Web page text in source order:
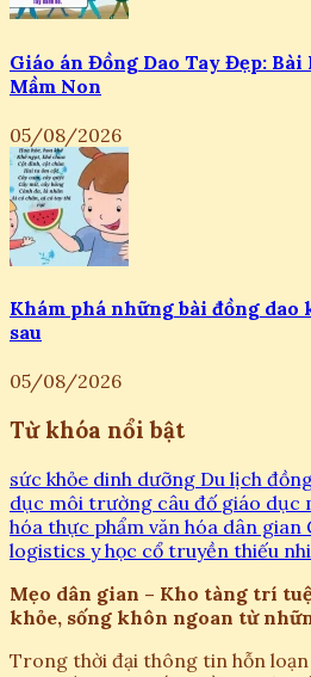
Giáo án Đồng Dao Tay Đẹp:
Mầm Non
05/08/2026
Khám phá những bài đồng dao
sau
05/08/2026
Từ khóa nổi bật
sức khỏe dinh dưỡng Du lịch
dục môi trường câu đố giáo dục
hóa thực phẩm văn hóa dân gian
logistics y học cổ truyền thiếu nhi
Mẹo dân gian – Kho tàng trí
khỏe, sống khôn ngoan từ
Trong thời đại thông tin hỗn